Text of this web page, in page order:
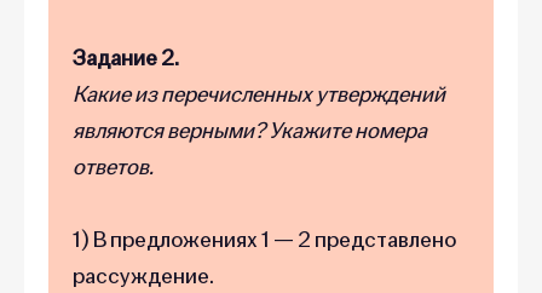
Задание 2.
Какие из перечисленных утверждений
являются верными? Укажите номера
ответов.
1) В предложениях 1 — 2 представлено
рассуждение.